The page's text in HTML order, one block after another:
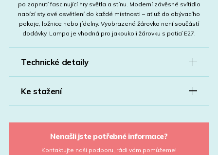
po zapnutí fascinující hry světla a stínu. Moderní závěsné svítidlo
nabízí stylové osvětlení do každé místnosti – ať už do obývacího
pokoje, ložnice nebo jídelny. Vyobrazená žárovka není součástí
dodávky. Lampa je vhodná pro jakoukoli žárovku s paticí E27.
Technické detaily
Ke stažení
Nenašli jste potřebné informace?
Kontaktujte naší podporu, rádi vám pomůžeme!